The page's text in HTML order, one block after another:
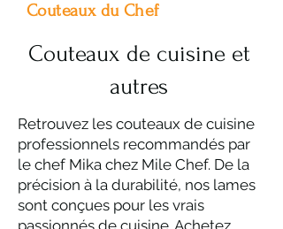
Couteaux du Chef
Couteaux de cuisine et
autres
Retrouvez les couteaux de cuisine
professionnels recommandés par
le chef Mika chez Mile Chef. De la
précision à la durabilité, nos lames
sont conçues pour les vrais